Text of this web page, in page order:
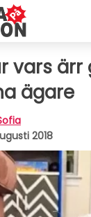
vars
ägare
2018